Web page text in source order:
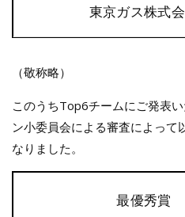
東京ガス株式
（敬称略）
このうちTop6チームにご発表
ン小委員会による審査によって
なりました。
最優秀賞